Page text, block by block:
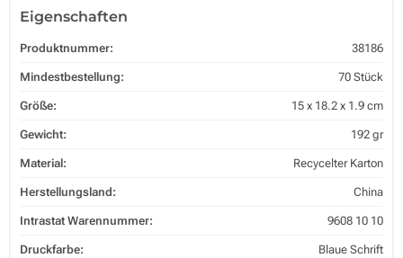
Eigenschaften
Produktnummer: 38186
Mindestbestellung: 70 Stück
Größe: 15 x 18.2 x 1.9 cm
Gewicht: 192 gr
Material: Recycelter Karton
Herstellungsland: China
Intrastat Warennummer: 9608 10 10
Druckfarbe: Blaue Schrift